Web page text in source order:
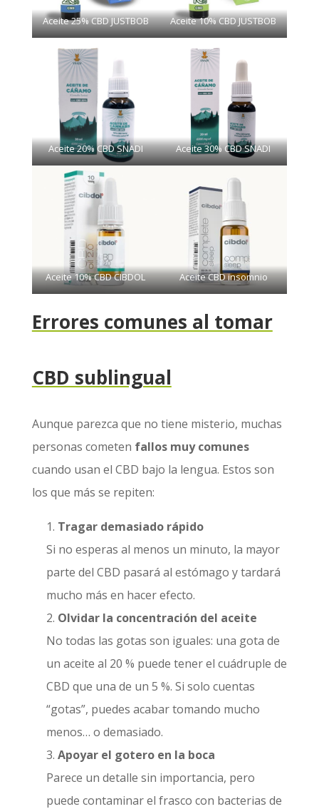
Aceite 25% CBD JUSTBOB Aceite 10% CBD JUSTBOB
Aceite 20% CBD SNADI Aceite 30% CBD SNADI
Aceite 10% CBD CIBDOL Aceite CBD insomnio
Errores comunes al tomar
CBD sublingual
Aunque parezca que no tiene misterio, muchas
personas cometen fallos muy comunes
cuando usan el CBD bajo la lengua. Estos son
los que más se repiten:
Tragar demasiado rápido
Si no esperas al menos un minuto, la mayor
parte del CBD pasará al estómago y tardará
mucho más en hacer efecto.
Olvidar la concentración del aceite
No todas las gotas son iguales: una gota de
un aceite al 20 % puede tener el cuádruple de
CBD que una de un 5 %. Si solo cuentas
“gotas”, puedes acabar tomando mucho
menos… o demasiado.
Apoyar el gotero en la boca
Parece un detalle sin importancia, pero
puede contaminar el frasco con bacterias de